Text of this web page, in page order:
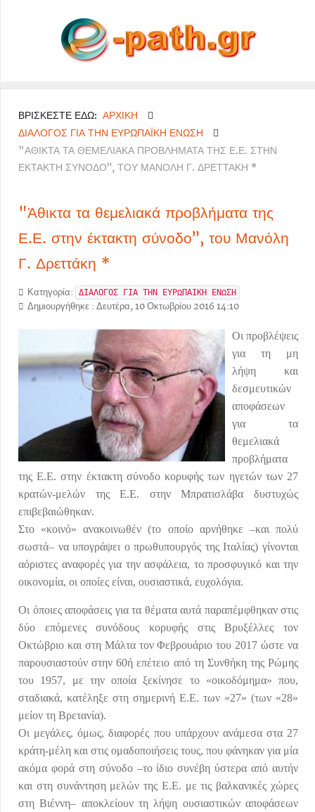
ΒΡΊΣΚΕΣΤΕ ΕΔΏ: ΑΡΧΙΚΉ
ΔΙΆΛΟΓΟΣ ΓΙΑ ΤΗΝ ΕΥΡΩΠΑΪΚΉ ΈΝΩΣΗ
"ΆΘΙΚΤΑ ΤΑ ΘΕΜΕΛΙΑΚΆ ΠΡΟΒΛΉΜΑΤΑ ΤΗΣ Ε.Ε. ΣΤΗΝ
ΈΚΤΑΚΤΗ ΣΎΝΟΔΟ”, ΤΟΥ ΜΑΝΌΛΗ Γ. ΔΡΕΤΤΆΚΗ *
"Άθικτα τα θεμελιακά προβλήματα της
Ε.Ε. στην έκτακτη σύνοδο”, του Μανόλη
Γ. Δρεττάκη *
Κατηγορία: ΔΙΑΛΟΓΟΣ ΓΙΑ ΤΗΝ ΕΥΡΩΠΑΙΚΗ ΕΝΩΣΗ
Δημιουργήθηκε : Δευτέρα, 10 Οκτωβρίου 2016 14:10
Οι προβλέψεις
για τη μη
λήψη και
δεσμευτικών
αποφάσεων
για τα
θεμελιακά
προβλήματα
της Ε.Ε. στην έκτακτη σύνοδο κορυφής των ηγετών των 27
κρατών-μελών της Ε.Ε. στην Μπρατισλάβα δυστυχώς
επιβεβαιώθηκαν.
Στο «κοινό» ανακοινωθέν (το οποίο αρνήθηκε –και πολύ
σωστά– να υπογράψει ο πρωθυπουργός της Ιταλίας) γίνονται
αόριστες αναφορές για την ασφάλεια, το προσφυγικό και την
οικονομία, οι οποίες είναι, ουσιαστικά, ευχολόγια.
Οι όποιες αποφάσεις για τα θέματα αυτά παραπέμφθηκαν στις
δύο επόμενες συνόδους κορυφής στις Βρυξέλλες τον
Οκτώβριο και στη Μάλτα τον Φεβρουάριο του 2017 ώστε να
παρουσιαστούν στην 60ή επέτειο από τη Συνθήκη της Ρώμης
του 1957, με την οποία ξεκίνησε το «οικοδόμημα» που,
σταδιακά, κατέληξε στη σημερινή Ε.Ε. των «27» (των «28»
μείον τη Βρετανία).
Οι μεγάλες, όμως, διαφορές που υπάρχουν ανάμεσα στα 27
κράτη-μέλη και στις ομαδοποιήσεις τους, που φάνηκαν για μία
ακόμα φορά στη σύνοδο –το ίδιο συνέβη ύστερα από αυτήν
και στη συνάντηση μελών της Ε.Ε. με τις βαλκανικές χώρες
στη Βιέννη– αποκλείουν τη λήψη ουσιαστικών αποφάσεων